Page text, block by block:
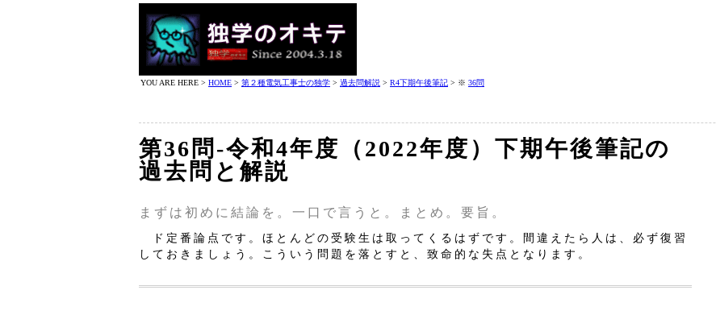
YOU ARE HERE > HOME > 第２種電気工事士の独学 > 過去問解説 > R4下期午後筆記 > ※ 36問
第36問‐令和4年度（2022年度）下期午後筆記の
過去問と解説
まずは初めに結論を。一口で言うと。まとめ。要旨。
ド定番論点です。ほとんどの受験生は取ってくるはずです。間違えたら人は、必ず復習
しておきましょう。こういう問題を落とすと、致命的な失点となります。